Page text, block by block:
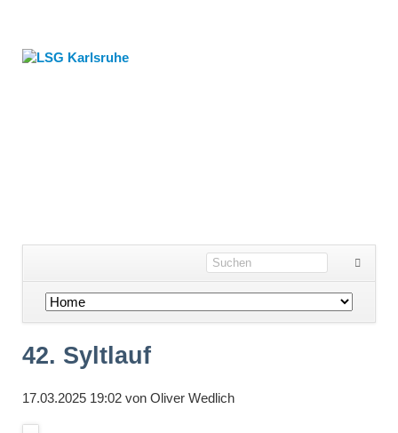
Navigation
42. Syltlauf
17.03.2025 19:02von Oliver Wedlich